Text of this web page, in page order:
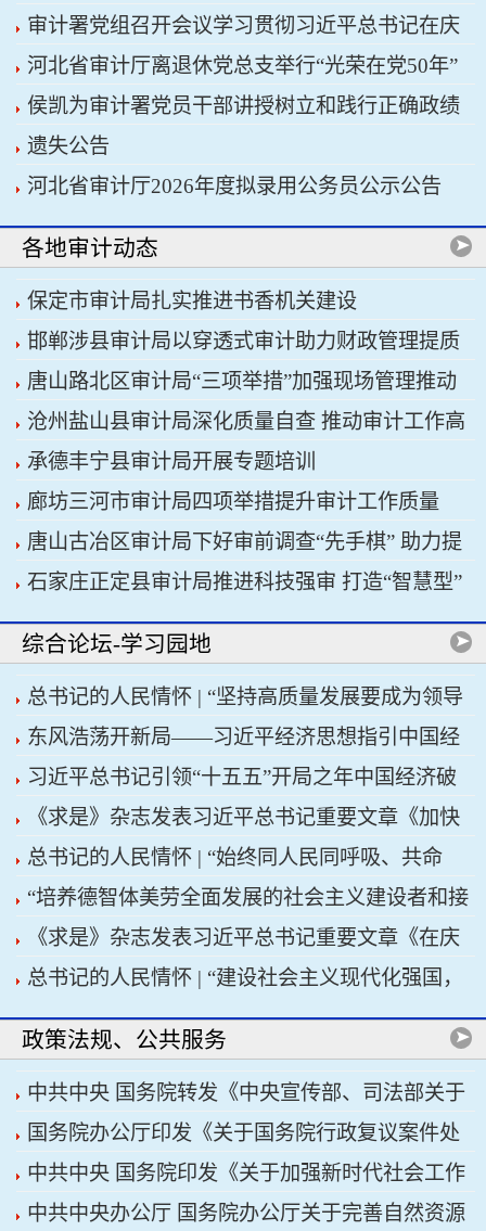
际联席会议
体会议召开
审计署党组召开会议学习贯彻习近平总书记在庆
祝中国共产党成立105周年大会上的重要讲话精神
河北省审计厅离退休党总支举行“光荣在党50年”
纪念章颁发仪式
侯凯为审计署党员干部讲授树立和践行正确政绩
观学习教育专题党课
遗失公告
河北省审计厅2026年度拟录用公务员公示公告
各地审计动态
保定市审计局扎实推进书香机关建设
邯郸涉县审计局以穿透式审计助力财政管理提质
增效
唐山路北区审计局“三项举措”加强现场管理推动
审计工作科学规范
沧州盐山县审计局深化质量自查 推动审计工作高
质量发展
承德丰宁县审计局开展专题培训
廊坊三河市审计局四项举措提升审计工作质量
唐山古冶区审计局下好审前调查“先手棋” 助力提
升项目质效
石家庄正定县审计局推进科技强审 打造“智慧型”
审计机关
综合论坛-学习园地
总书记的人民情怀 | “坚持高质量发展要成为领导
干部政绩观的重要内容”
东风浩荡开新局——习近平经济思想指引中国经
济高质量发展行稳致远
习近平总书记引领“十五五”开局之年中国经济破
浪前行
《求是》杂志发表习近平总书记重要文章《加快
建设健康中国》
总书记的人民情怀 | “始终同人民同呼吸、共命
运、心连心”
“培养德智体美劳全面发展的社会主义建设者和接
班人”——习近平总书记的重要论述指引基础教育
改革发展开创新局面
《求是》杂志发表习近平总书记重要文章《在庆
祝中国共产党成立105周年大会上的讲话》
总书记的人民情怀 | “建设社会主义现代化强国，
关键在科技自立自强”
政策法规、公共服务
中共中央 国务院转发《中央宣传部、司法部关于
开展法治宣传教育的第九个五年规划（2026——
2030年）》
国务院办公厅印发《关于国务院行政复议案件处
理程序的若干规定》
中共中央 国务院印发《关于加强新时代社会工作
的意见》
中共中央办公厅 国务院办公厅关于完善自然资源